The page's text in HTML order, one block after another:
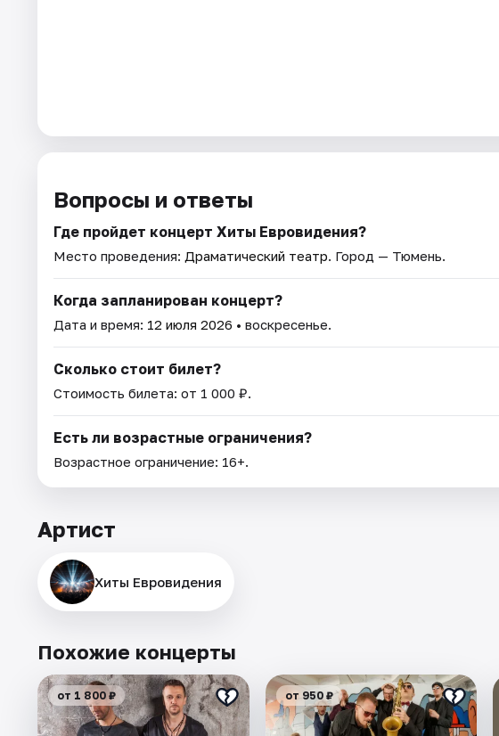
Вопросы и ответы
Где пройдет концерт Хиты Евровидения?
Место проведения: Драматический театр. Город — Тюмень.
Когда запланирован концерт?
Дата и время: 12 июля 2026 • воскресенье.
Сколько стоит билет?
Стоимость билета: от 1 000 ₽.
Есть ли возрастные ограничения?
Возрастное ограничение: 16+.
Артист
Хиты Евровидения
Похожие концерты
от 1 800 ₽ от 950 ₽